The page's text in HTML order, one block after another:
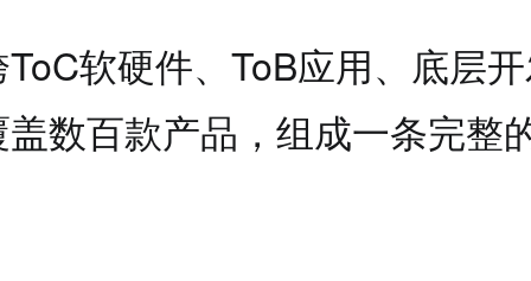
软硬件、ToB应用、底层
数百款产品，组成一条完整